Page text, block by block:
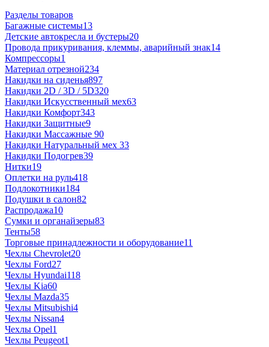
Разделы товаров
Багажные системы13
Детские автокресла и бустеры20
Провода прикуривания, клеммы, аварийный знак14
Компрессоры1
Материал отрезной234
Накидки на сиденья897
Накидки 2D / 3D / 5D320
Накидки Искусственный мех63
Накидки Комфорт343
Накидки Защитные9
Накидки Массажные 90
Накидки Натуральный мех 33
Накидки Подогрев39
Нитки19
Оплетки на руль418
Подлокотники184
Подушки в салон82
Распродажа10
Сумки и органайзеры83
Тенты58
Торговые принадлежности и оборудование11
Чехлы Chevrolet20
Чехлы Ford27
Чехлы Hyundai118
Чехлы Kia60
Чехлы Mazda35
Чехлы Mitsubishi4
Чехлы Nissan4
Чехлы Opel1
Чехлы Peugeot1